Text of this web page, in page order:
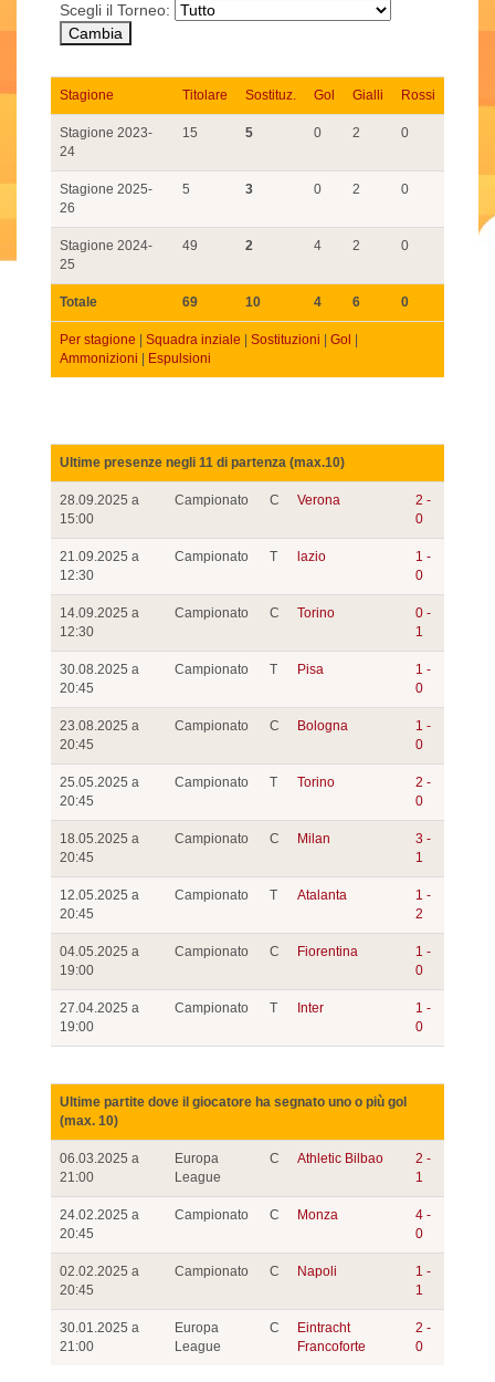
Scegli il Torneo:
Stagione Titolare Sostituz. Gol Gialli Rossi
Stagione 2023-
24
15 5 0 2 0
Stagione 2025-
26
5 3 0 2 0
Stagione 2024-
25
49 2 4 2 0
Totale 69 10 4 6 0
Per stagione Squadra inziale Sostituzioni Gol
Ammonizioni
Espulsioni
Ultime presenze negli 11 di partenza (max.10)
28.09.2025 a
15:00
Campionato C Verona
2 -
0
21.09.2025 a
12:30
Campionato T lazio
1 -
0
14.09.2025 a
12:30
Campionato C Torino
0 -
1
30.08.2025 a
20:45
Campionato T Pisa
1 -
0
23.08.2025 a
20:45
Campionato C Bologna
1 -
0
25.05.2025 a
20:45
Campionato T Torino
2 -
0
18.05.2025 a
20:45
Campionato C Milan
3 -
1
12.05.2025 a
20:45
Campionato T Atalanta
1 -
2
04.05.2025 a
19:00
Campionato C Fiorentina
1 -
0
27.04.2025 a
19:00
Campionato T Inter
1 -
0
Ultime partite dove il giocatore ha segnato uno o più gol
(max. 10)
06.03.2025 a
21:00
Europa
League
C Athletic Bilbao
2 -
1
24.02.2025 a
20:45
Campionato C Monza
4 -
0
02.02.2025 a
20:45
Campionato C Napoli
1 -
1
30.01.2025 a
21:00
Europa
League
C
Eintracht
Francoforte
2 -
0